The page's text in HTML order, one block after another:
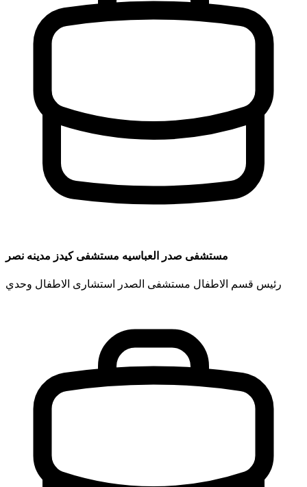
مستشفى صدر العباسيه مستشفى كيدز مدينه نصر
رئيس قسم الاطفال مستشفى الصدر استشارى الاطفال وحدي